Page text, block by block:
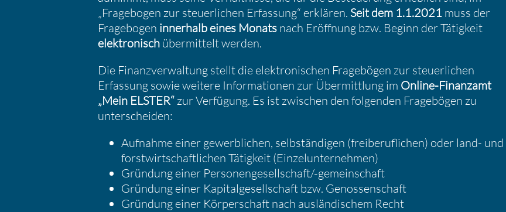
„Frage­bogen zur steuer­li­chen Erfas­sung“ erklären. Seit dem 1.1.2021 muss der
Frage­bogen inner­halb eines Monats nach Eröff­nung bzw. Beginn der Tätig­keit
elektro­nisch übermit­telt werden.
Die Finanz­ver­wal­tung stellt die elektro­ni­schen Frage­bögen zur steuer­li­chen
Erfas­sung sowie weitere Infor­ma­tionen zur Übermitt­lung im Online-Finanzamt
„Mein ELSTER“zur Verfü­gung. Es ist zwischen den folgenden Frage­bögen zu
unter­scheiden:
Aufnahme einer gewerb­li­chen, selbstän­digen (freibe­ruf­li­chen) oder land- und
forst­wirt­schaft­li­chen Tätig­keit (Einzel­un­ter­nehmen)
Gründung einer Perso­nen­ge­sell­schaft/-gemein­schaft
Gründung einer Kapital­ge­sell­schaft bzw. Genos­sen­schaft
Gründung einer Körper­schaft nach auslän­di­schem Recht